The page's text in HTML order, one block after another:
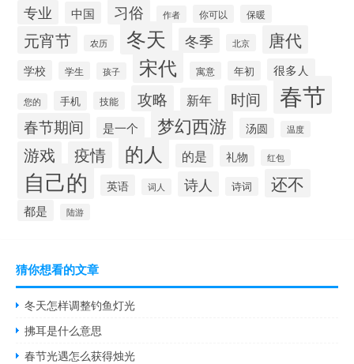
专业 中国 习俗 作者 你可以 保暖
元宵节 农历 冬天 冬季 北京 唐代
学校 学生 孩子 宋代 寓意 年初 很多人
您的 手机 技能 攻略 新年 时间 春节
春节期间 是一个 梦幻西游 汤圆 温度
游戏 疫情 的人 的是 礼物 红包
自己的 英语 词人 诗人 诗词 还不
都是 陆游
猜你想看的文章
冬天怎样调整钓鱼灯光
拂耳是什么意思
春节光遇怎么获得烛光